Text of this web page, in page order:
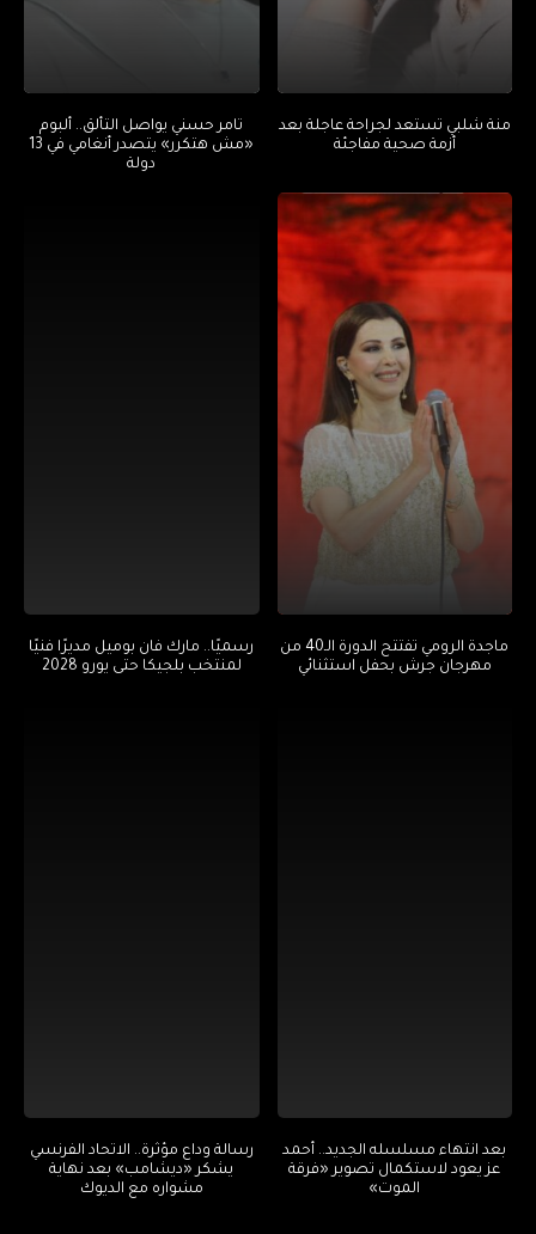
منة شلبي تستعد لجراحة عاجلة بعد
أزمة صحية مفاجئة
تامر حسني يواصل التألق.. ألبوم
«مش هتكرر» يتصدر أنغامي في 13
دولة
ماجدة الرومي تفتتح الدورة الـ40 من
مهرجان جرش بحفل استثنائي
رسميًا.. مارك فان بوميل مديرًا فنيًا
لمنتخب بلجيكا حتى يورو 2028
بعد انتهاء مسلسله الجديد.. أحمد
عز يعود لاستكمال تصوير «فرقة
الموت»
رسالة وداع مؤثرة.. الاتحاد الفرنسي
يشكر «ديشامب» بعد نهاية
مشواره مع الديوك